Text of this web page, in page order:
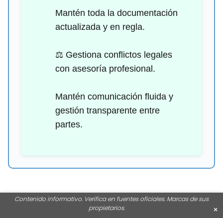
Mantén toda la documentación
actualizada y en regla.
⚖️ Gestiona conflictos legales
con asesoría profesional.
Mantén comunicación fluida y
gestión transparente entre
partes.
Gestión y seguimiento post-
Contenido informativo. Verifica en fuentes oficiales. Marcas de sus
propietarios.
×